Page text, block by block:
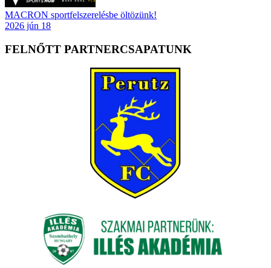
MACRON sportfelszerelésbe öltözünk!
2026 jún 18
FELNŐTT PARTNERCSAPATUNK